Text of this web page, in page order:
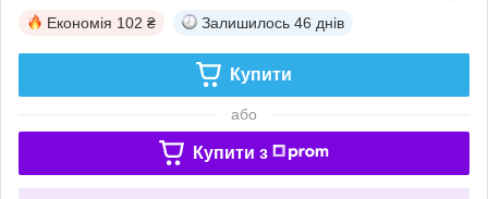
Економія 102 ₴ Залишилось 46 днів
Купити
або
Купити з